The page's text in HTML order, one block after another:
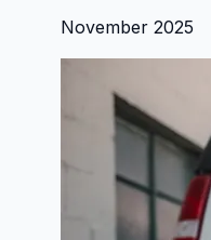
November 2025